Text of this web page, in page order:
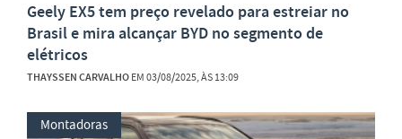
Geely EX5 tem preço revelado para estreiar no
Brasil e mira alcançar BYD no segmento de
elétricos
THAYSSEN CARVALHOEM 03/08/2025, ÀS 13:09
Montadoras